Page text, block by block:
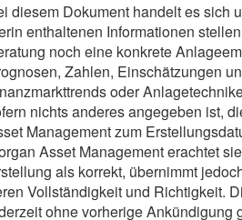
diesem Dokument handelt es sich
enthaltenen Informationen
noch eine konkrete
Zahlen, Einschätzungen
oder
nichts anderes angegeben ist,
Management zum
Asset Management erachtet
als korrekt, übernimmt
Vollständigkeit und Richtigkeit.
ohne vorherige Ankündigung